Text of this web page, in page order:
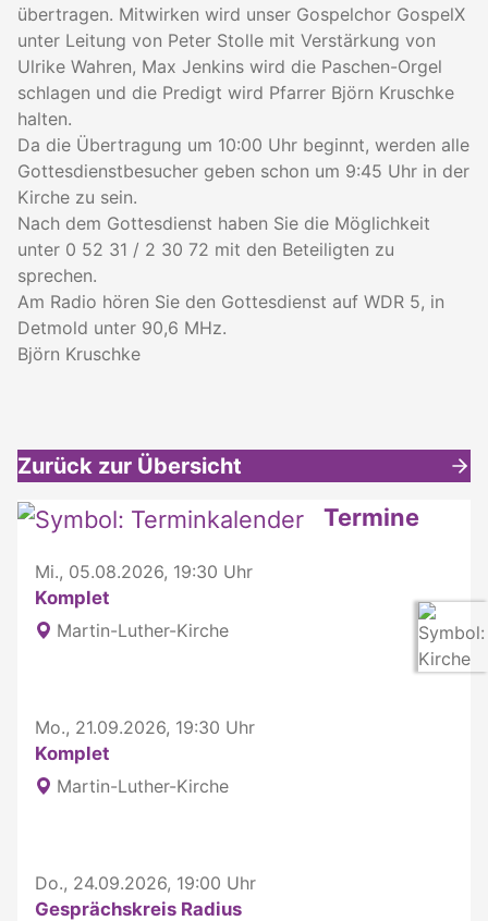
übertragen. Mitwirken wird unser Gospelchor GospelX
unter Leitung von Peter Stolle mit Verstärkung von
Ulrike Wahren, Max Jenkins wird die Paschen-Orgel
schlagen und die Predigt wird Pfarrer Björn Kruschke
halten.
Da die Übertragung um 10:00 Uhr beginnt, werden alle
Gottesdienstbesucher geben schon um 9:45 Uhr in der
Kirche zu sein.
Nach dem Gottesdienst haben Sie die Möglichkeit
unter 0 52 31 / 2 30 72 mit den Beteiligten zu
sprechen.
Am Radio hören Sie den Gottesdienst auf WDR 5, in
Detmold unter 90,6 MHz.
Björn Kruschke
Zurück zur Übersicht
Weitere interessante Inhalte Termine
Mi., 05.08.2026, 19:30 Uhr
Komplet
Martin-Luther-Kirche
Mo., 21.09.2026, 19:30 Uhr
Komplet
Martin-Luther-Kirche
Do., 24.09.2026, 19:00 Uhr
Gesprächskreis Radius